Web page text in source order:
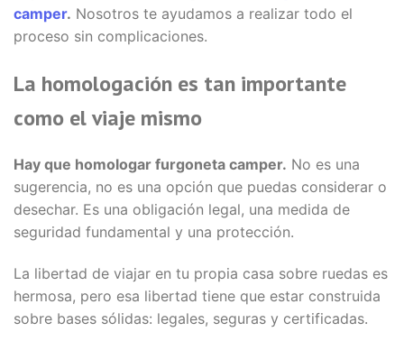
camper. Nosotros te ayudamos a realizar todo el
proceso sin complicaciones.
La homologación es tan importante
como el viaje mismo
Hay que homologar furgoneta camper. No es una
sugerencia, no es una opción que puedas considerar o
desechar. Es una obligación legal, una medida de
seguridad fundamental y una protección.
La libertad de viajar en tu propia casa sobre ruedas es
hermosa, pero esa libertad tiene que estar construida
sobre bases sólidas: legales, seguras y certificadas.